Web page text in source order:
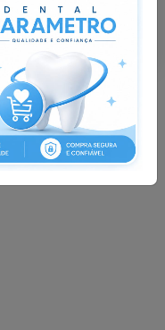
Esgotado
Pedir via Whatsapp